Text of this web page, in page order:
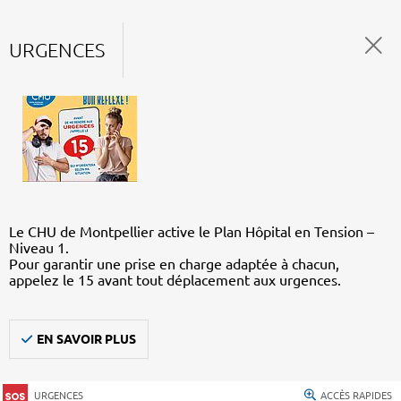
URGENCES
Le CHU de Montpellier active le Plan Hôpital en Tension –
Niveau 1.
Pour garantir une prise en charge adaptée à chacun,
appelez le 15 avant tout déplacement aux urgences.
EN SAVOIR PLUS
URGENCES ACCÈS RAPIDES